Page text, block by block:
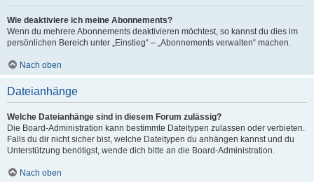
Wie deaktiviere ich meine Abonnements?
Wenn du mehrere Abonnements deaktivieren möchtest, so kannst du dies im
persönlichen Bereich unter „Einstieg“ – „Abonnements verwalten“ machen.
Nach oben
Dateianhänge
Welche Dateianhänge sind in diesem Forum zulässig?
Die Board-Administration kann bestimmte Dateitypen zulassen oder verbieten.
Falls du dir nicht sicher bist, welche Dateitypen du anhängen kannst und du
Unterstützung benötigst, wende dich bitte an die Board-Administration.
Nach oben